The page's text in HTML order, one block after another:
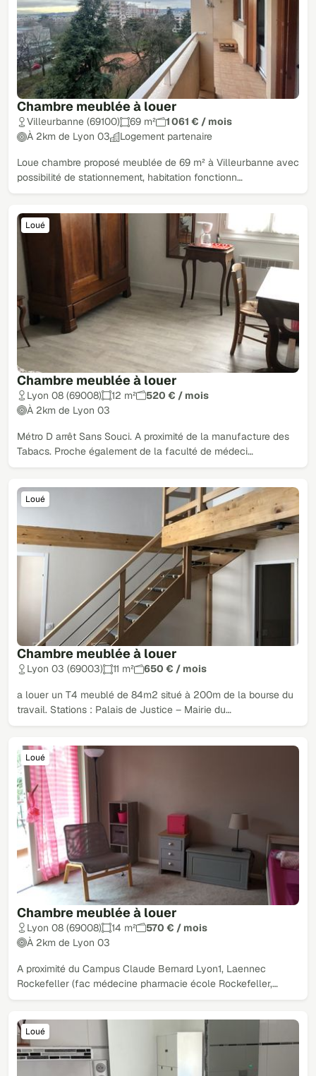
Chambre meublée à louer
Villeurbanne (69100) 69 m²
1 061 € / mois
À 2km de Lyon 03
Logement partenaire
Loue chambre proposé meublée de 69 m² à Villeurbanne avec
possibilité de stationnement, habitation fonctionn…
Chambre meublée à louer
Loué
Lyon 08 (69008) 12 m²
520 € / mois
À 2km de Lyon 03
Métro D arrêt Sans Souci. A proximité de la manufacture des
Tabacs. Proche également de la faculté de médeci…
Chambre meublée à louer
Loué
Lyon 03 (69003) 11 m² 650 € / mois
a louer un T4 meublé de 84m2 situé à 200m de la bourse du
travail. Stations : Palais de Justice – Mairie du…
Chambre meublée à louer
Loué
Lyon 08 (69008) 14 m²
570 € / mois
À 2km de Lyon 03
A proximité du Campus Claude Bernard Lyon1, Laennec
Rockefeller (fac médecine pharmacie école Rockefeller,…
Loué